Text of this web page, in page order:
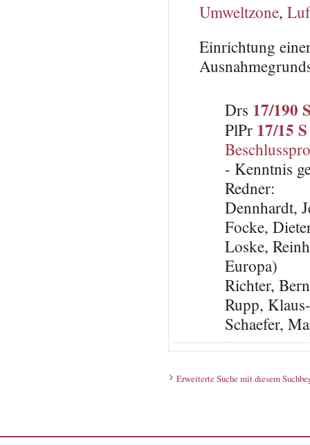
Umweltzone,
Einrichtung
Drs 17/190
PlPr 17/15 S
- Kenntnis
Redner:
Dennhardt,
Focke,
Loske,
Europa)
Richter,
Rupp,
Schaefer,
Erweiterte Suche mit diesem